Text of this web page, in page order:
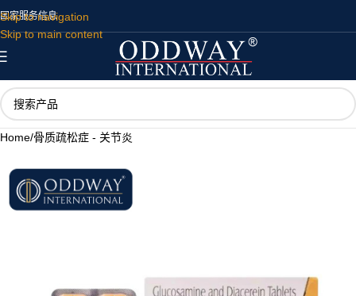
Skip to navigation
Skip to main content
国家服务信息
Home/骨质疏松症 - 关节炎